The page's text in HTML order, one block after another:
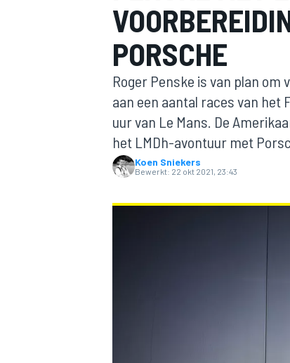
MOTOGP
PORSCHE
Roger Penske is van plan om
aan een aantal races van het
uur van Le Mans. De
het LMDh-avontuur met
Koen Sniekers
Bewerkt: 22 okt 2021, 23:43